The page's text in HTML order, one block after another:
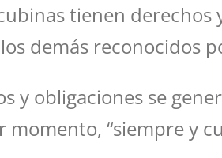
tienen
demás reconocidos
y obligaciones se
“siempre y